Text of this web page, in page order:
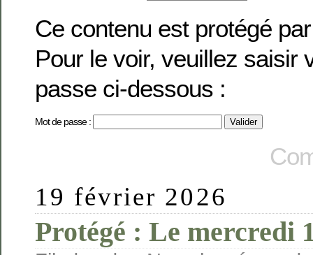
Ce contenu est protégé
Pour le voir, veuillez saisir
passe ci-dessous :
Mot de passe :
19 février 2026
Protégé : Le mercredi